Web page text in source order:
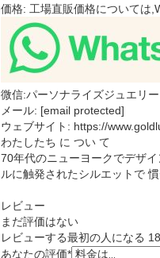
価格: 工場直販価格については
微信:パーソナライズジュエリー
メール: [email protected]
ウェブサイト: https://
わたしたち に つい て
70年代のニューヨークでデザ
ルに触発されたシルエットで
レビュー
まだ評価はない
レビューする最初の人になる
あなたの評価*